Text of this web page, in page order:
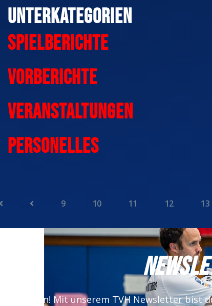
Unterkategorien
Spielberichte
Vorberichte
Veranstaltungen
Personelles
9 10 11 12 13
verpassen! Mit unserem TVH Newsletter bist